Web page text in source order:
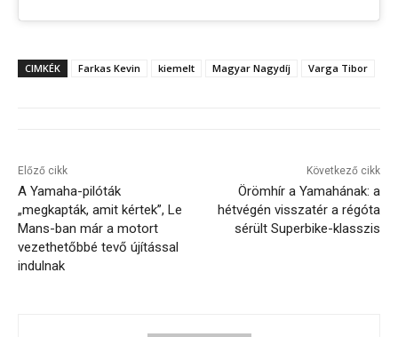
CIMKÉK Farkas Kevin kiemelt Magyar Nagydíj Varga Tibor
Előző cikk
A Yamaha-pilóták
„megkapták, amit kértek”, Le
Mans-ban már a motort
vezethetőbbé tevő újítással
indulnak
Következő cikk
Örömhír a Yamahának: a
hétvégén visszatér a régóta
sérült Superbike-klasszis